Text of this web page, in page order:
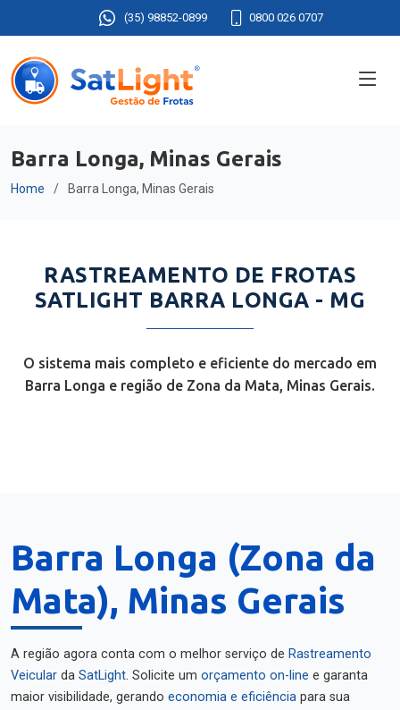
(35) 98852-0899 0800 026 0707
Barra Longa, Minas Gerais
Home Barra Longa, Minas Gerais
RASTREAMENTO DE FROTAS
SATLIGHT BARRA LONGA - MG
O sistema mais completo e eficiente do mercado em
Barra Longa e região de Zona da Mata, Minas Gerais.
Barra Longa (Zona da
Mata), Minas Gerais
A região agora conta com o melhor serviço de Rastreamento
Veicular da SatLight. Solicite um orçamento on-line e garanta
maior visibilidade, gerando economia e eficiência para sua